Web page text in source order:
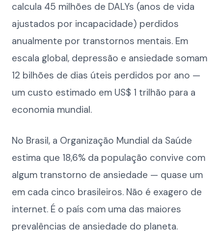
calcula 45 milhões de DALYs (anos de vida
ajustados por incapacidade) perdidos
anualmente por transtornos mentais. Em
escala global, depressão e ansiedade somam
12 bilhões de dias úteis perdidos por ano —
um custo estimado em US$ 1 trilhão para a
economia mundial.
No Brasil, a Organização Mundial da Saúde
estima que 18,6% da população convive com
algum transtorno de ansiedade — quase um
em cada cinco brasileiros. Não é exagero de
internet. É o país com uma das maiores
prevalências de ansiedade do planeta.